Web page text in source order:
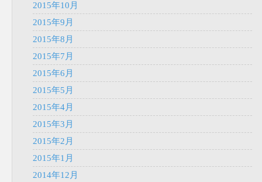
2015年10月
2015年9月
2015年8月
2015年7月
2015年6月
2015年5月
2015年4月
2015年3月
2015年2月
2015年1月
2014年12月